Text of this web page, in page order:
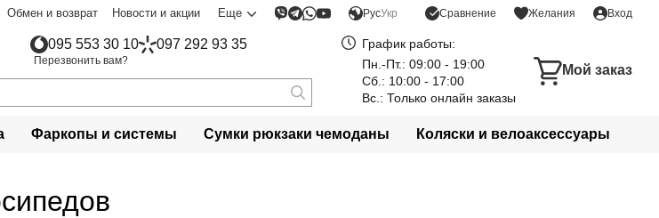
Обмен и возврат Новости и акции Еще РусУкр Сравнение Желания Вход
095 553 30 10 097 292 93 35
Перезвонить вам?
График работы:
Пн.-Пт.: 09:00 - 19:00
Сб.: 10:00 - 17:00
Вс.: Только онлайн заказы
Мой заказ
Фаркопы и системы Сумки рюкзаки чемоданы Коляски и велоаксессуары